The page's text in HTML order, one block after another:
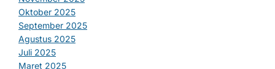
Oktober 2025
September 2025
Agustus 2025
Juli 2025
Maret 2025